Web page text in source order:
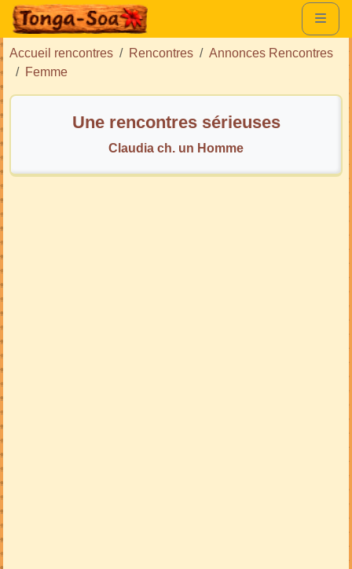
Accueil rencontres Rencontres
Annonces Rencontres
Femme
Une rencontres sérieuses
Claudia ch. un Homme